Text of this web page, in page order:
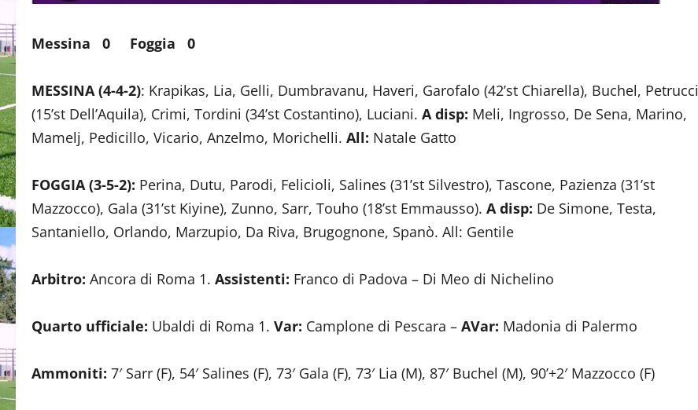
Messina 0 Foggia 0
MESSINA (4-4-2): Krapikas, Lia, Gelli, Dumbravanu, Haveri, Garofalo (42’st Chiarella), Buchel, Petrucci
(15’st Dell’Aquila), Crimi, Tordini (34’st Costantino), Luciani. A disp: Meli, Ingrosso, De Sena, Marino,
Mamelj, Pedicillo, Vicario, Anzelmo, Morichelli. All: Natale Gatto
FOGGIA (3-5-2): Perina, Dutu, Parodi, Felicioli, Salines (31’st Silvestro), Tascone, Pazienza (31’st
Mazzocco), Gala (31’st Kiyine), Zunno, Sarr, Touho (18’st Emmausso). A disp: De Simone, Testa,
Santaniello, Orlando, Marzupio, Da Riva, Brugognone, Spanò. All: Gentile
Arbitro: Ancora di Roma 1. Assistenti: Franco di Padova – Di Meo di Nichelino
Quarto ufficiale: Ubaldi di Roma 1. Var: Camplone di Pescara – AVar: Madonia di Palermo
Ammoniti: 7′ Sarr (F), 54′ Salines (F), 73′ Gala (F), 73′ Lia (M), 87′ Buchel (M), 90’+2′ Mazzocco (F)